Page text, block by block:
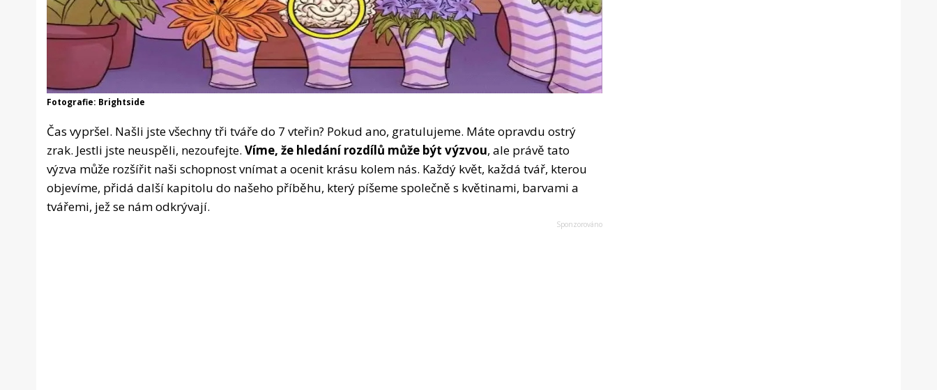
Fotografie: Brightside
Čas vypršel. Našli jste všechny tři tváře do 7 vteřin? Pokud ano, gratulujeme. Máte opravdu ostrý
zrak. Jestli jste neuspěli, nezoufejte. Víme, že hledání rozdílů může být výzvou, ale právě tato
výzva může rozšířit naši schopnost vnímat a ocenit krásu kolem nás. Každý květ, každá tvář, kterou
objevíme, přidá další kapitolu do našeho příběhu, který píšeme společně s květinami, barvami a
tvářemi, jež se nám odkrývají.